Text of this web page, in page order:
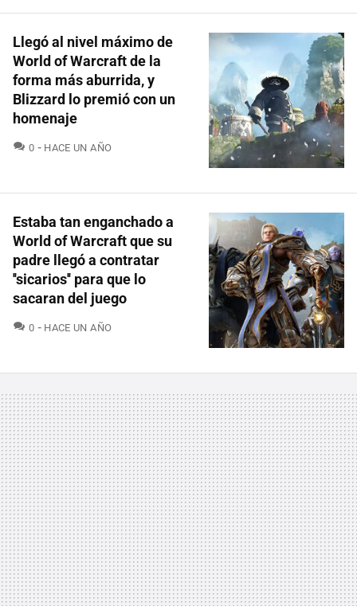
Llegó al nivel máximo de
World of Warcraft de la
forma más aburrida, y
Blizzard lo premió con un
homenaje
0 COMENTARIOS
HACE UN AÑO
Estaba tan enganchado a
World of Warcraft que su
padre llegó a contratar
''sicarios'' para que lo
sacaran del juego
0 COMENTARIOS
HACE UN AÑO